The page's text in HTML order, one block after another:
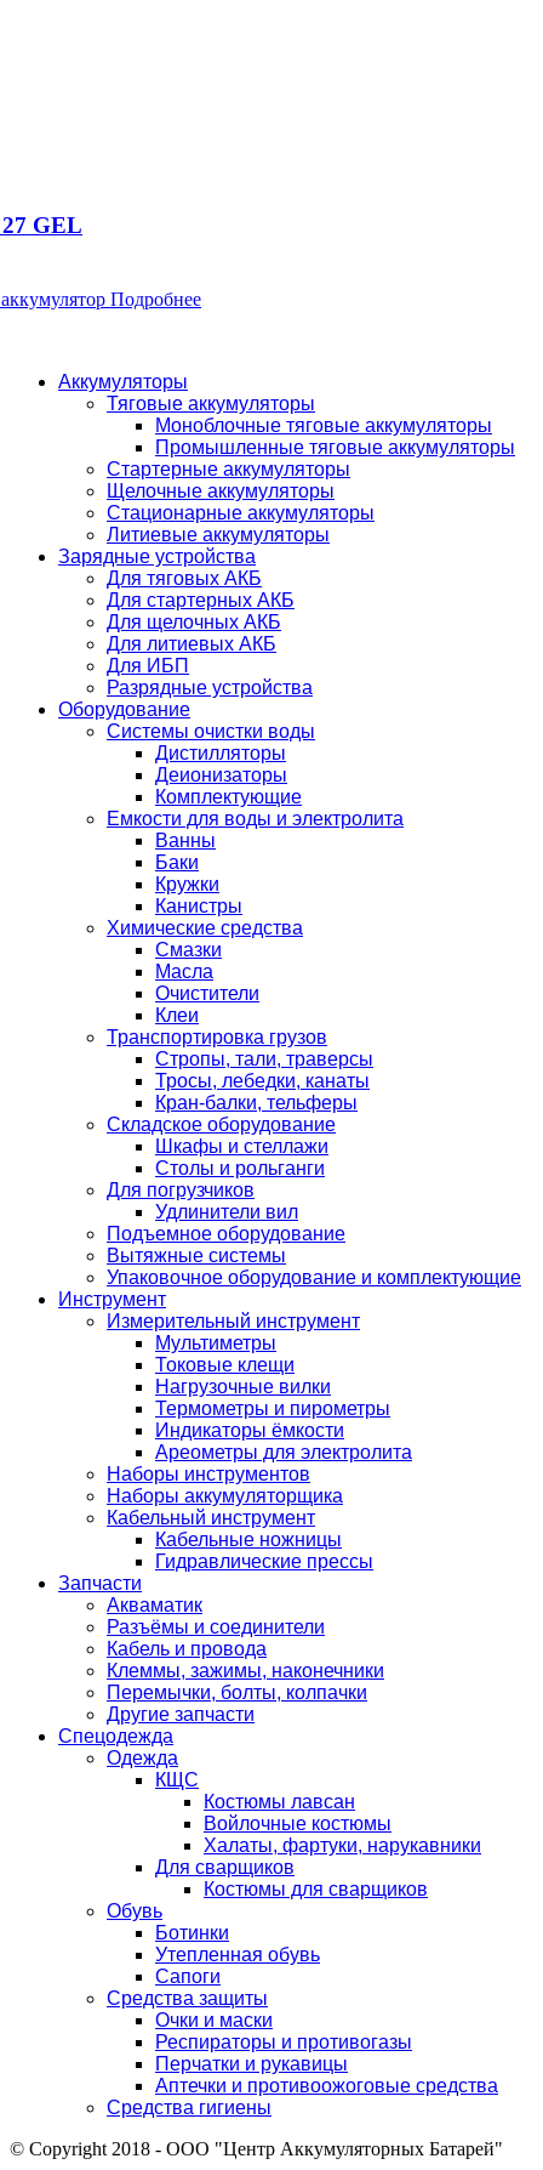
GEL
аккумулятор Подробнее
Аккумуляторы
Тяговые аккумуляторы
Моноблочные тяговые аккумуляторы
Промышленные тяговые аккумуляторы
Стартерные аккумуляторы
Щелочные аккумуляторы
Стационарные аккумуляторы
Литиевые аккумуляторы
Зарядные устройства
Для тяговых АКБ
Для стартерных АКБ
Для щелочных АКБ
Для литиевых АКБ
Для ИБП
Разрядные устройства
Оборудование
Системы очистки воды
Дистилляторы
Деионизаторы
Комплектующие
Емкости для воды и электролита
Ванны
Баки
Кружки
Канистры
Химические средства
Смазки
Масла
Очистители
Клеи
Транспортировка грузов
Стропы, тали, траверсы
Тросы, лебедки, канаты
Кран-балки, тельферы
Складское оборудование
Шкафы и стеллажи
Столы и рольганги
Для погрузчиков
Удлинители вил
Подъемное оборудование
Вытяжные системы
Упаковочное оборудование и комплектующие
Инструмент
Измерительный инструмент
Мультиметры
Токовые клещи
Нагрузочные вилки
Термометры и пирометры
Индикаторы ёмкости
Ареометры для электролита
Наборы инструментов
Наборы аккумуляторщика
Кабельный инструмент
Кабельные ножницы
Гидравлические прессы
Запчасти
Акваматик
Разъёмы и соединители
Кабель и провода
Клеммы, зажимы, наконечники
Перемычки, болты, колпачки
Другие запчасти
Спецодежда
Одежда
КЩС
Костюмы лавсан
Войлочные костюмы
Халаты, фартуки, нарукавники
Для сварщиков
Костюмы для сварщиков
Обувь
Ботинки
Утепленная обувь
Сапоги
Средства защиты
Очки и маски
Респираторы и противогазы
Перчатки и рукавицы
Аптечки и противоожоговые средства
Средства гигиены
© Copyright 2018 - ООО "Центр Аккумуляторных Батарей"